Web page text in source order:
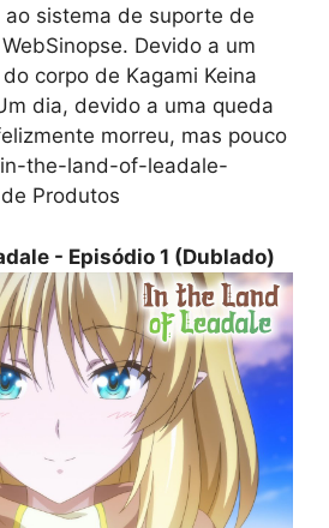
ao sistema de suporte de
Devido a um
corpo de Kagami Keina
dia, devido a uma queda
morreu, mas pouco
the-land-of-leadale-
Produtos
- Episódio 1 (Dublado)